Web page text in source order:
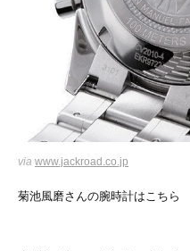
via www.jackroad.co.jp
菊池風磨さんの腕時計はこちら